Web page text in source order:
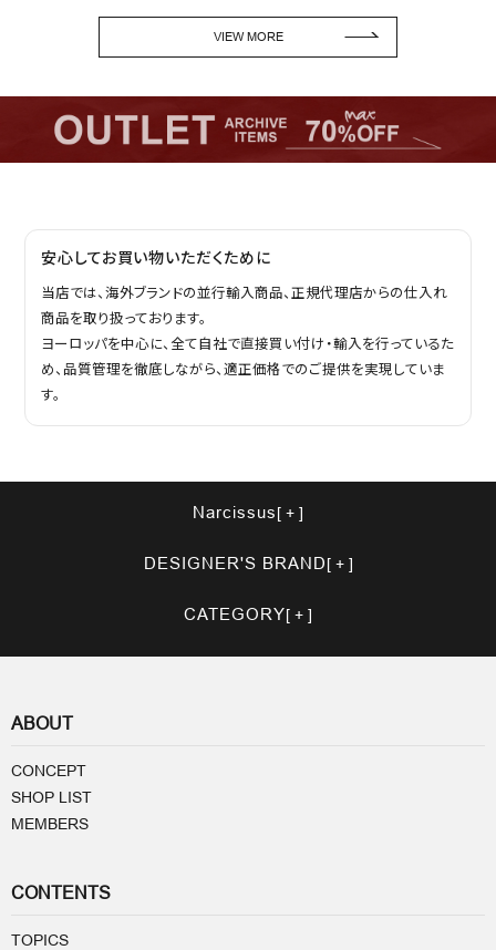
VIEW MORE
安心してお買い物いただくために
当店では、海外ブランドの並行輸入商品、正規代理店からの仕入れ
商品を取り扱っております。
ヨーロッパを中心に、全て自社で直接買い付け・輸入を行っているた
め、品質管理を徹底しながら、適正価格でのご提供を実現していま
す。
Narcissus
DESIGNER'S BRAND
CATEGORY
ABOUT
CONCEPT
SHOP LIST
MEMBERS
CONTENTS
TOPICS